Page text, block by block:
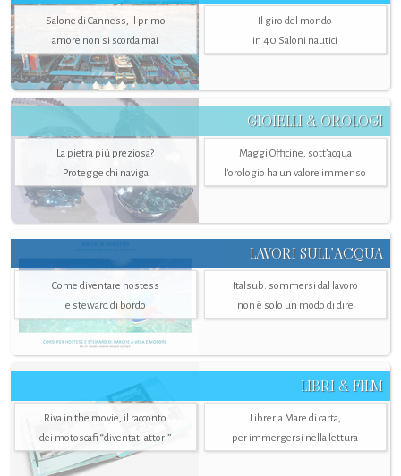
Salone di Canness, il primo
amore non si scorda mai
Il giro del mondo
in 40 Saloni nautici
GIOIELLI & OROLOGI
La pietra più preziosa?
Protegge chi naviga
Maggi Officine, sott’acqua
l'orologio ha un valore immenso
LAVORI SULL’ACQUA
Come diventare hostess
e steward di bordo
Italsub: sommersi dal lavoro
non è solo un modo di dire
LIBRI & FILM
Riva in the movie, il racconto
dei motoscafi “diventati attori”
Libreria Mare di carta,
per immergersi nella lettura